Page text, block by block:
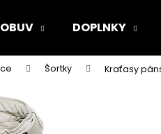
OBUV DOPLNKY
Šortky Kraťasy
Čo potrebujete